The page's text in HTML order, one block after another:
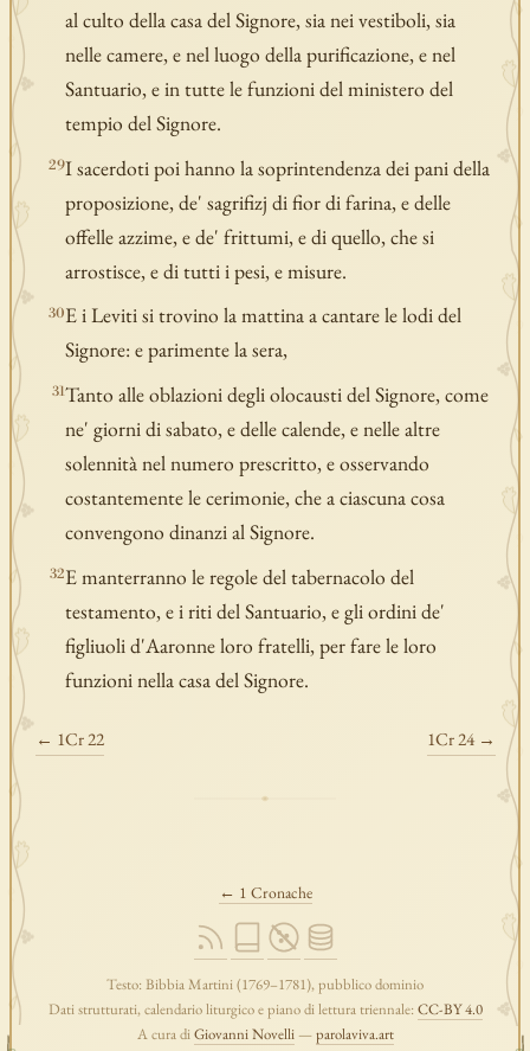
al culto della casa del Signore, sia nei vestiboli, sia
nelle camere, e nel luogo della purificazione, e nel
Santuario, e in tutte le funzioni del ministero del
tempio del Signore.
29I sacerdoti poi hanno la soprintendenza dei pani della
proposizione, de' sagrifizj di fior di farina, e delle
offelle azzime, e de' frittumi, e di quello, che si
arrostisce, e di tutti i pesi, e misure.
30E i Leviti si trovino la mattina a cantare le lodi del
Signore: e parimente la sera,
31Tanto alle oblazioni degli olocausti del Signore, come
ne' giorni di sabato, e delle calende, e nelle altre
solennità nel numero prescritto, e osservando
costantemente le cerimonie, che a ciascuna cosa
convengono dinanzi al Signore.
32E manterranno le regole del tabernacolo del
testamento, e i riti del Santuario, e gli ordini de'
figliuoli d'Aaronne loro fratelli, per fare le loro
funzioni nella casa del Signore.
← 1Cr 22 1Cr 24 →
← 1 Cronache
Testo: Bibbia Martini (1769–1781), pubblico dominio
Dati strutturati, calendario liturgico e piano di lettura triennale: CC-BY 4.0
A cura diGiovanni Novelli—parolaviva.art